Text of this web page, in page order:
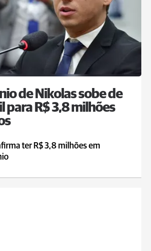
de Nikolas sobe de
para R$ 3,8 milhões
ter R$ 3,8 milhões em